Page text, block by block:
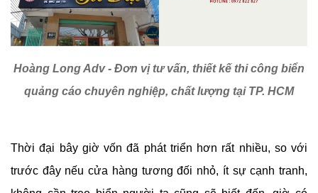
Hoàng Long Adv - Đơn vị tư vấn, thiết kế thi công biển
quảng cáo chuyên nghiệp, chất lượng tại TP. HCM
Thời đại bây giờ vốn đã phát triển hơn rất nhiều, so với
trước đây nếu cửa hàng tương đối nhỏ, ít sự cạnh tranh,